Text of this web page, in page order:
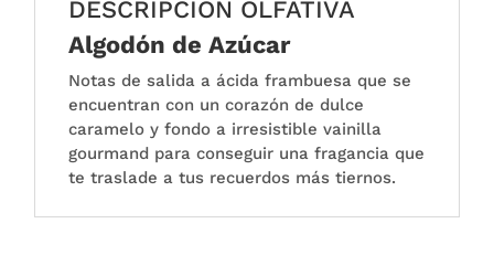
DESCRIPCIÓN OLFATIVA
Algodón de Azúcar
Notas de salida a ácida frambuesa que se
encuentran con un corazón de dulce
caramelo y fondo a irresistible vainilla
gourmand para conseguir una fragancia que
te traslade a tus recuerdos más tiernos.